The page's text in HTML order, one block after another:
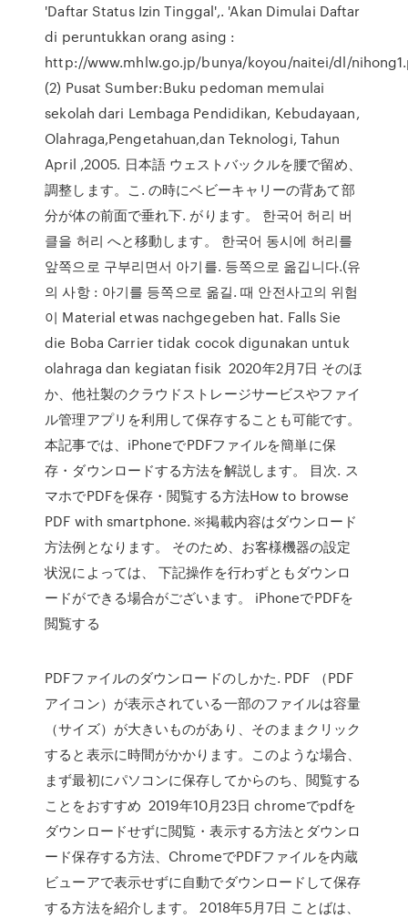
'Daftar Status Izin Tinggal',. 'Akan Dimulai Daftar
di peruntukkan orang asing :
http://www.mhlw.go.jp/bunya/koyou/naitei/dl/
(2) Pusat Sumber:Buku pedoman memulai
sekolah dari Lembaga Pendidikan, Kebudayaan,
Olahraga,Pengetahuan,dan Teknologi, Tahun
April ,2005. 日本語 ウェストバックルを腰で留め、
調整します。こ. の時にベビーキャリーの背あて部
分が体の前面で垂れ下. がります。 한국어 허리 버
클을 허리 へと移動します。 한국어 동시에 허리를
앞쪽으로 구부리면서 아기를. 등쪽으로 옮깁니다.(유
의 사항 : 아기를 등쪽으로 옮길. 때 안전사고의 위험
이 Material etwas nachgegeben hat. Falls Sie
die Boba Carrier tidak cocok digunakan untuk
olahraga dan kegiatan fisik 2020年2月7日 そのほ
か、他社製のクラウドストレージサービスやファイ
ル管理アプリを利用して保存することも可能です。
本記事では、iPhoneでPDFファイルを簡単に保
存・ダウンロードする方法を解説します。 目次. ス
マホでPDFを保存・閲覧する方法How to browse
PDF with smartphone. ※掲載内容はダウンロード
方法例となります。 そのため、お客様機器の設定
状況によっては、 下記操作を行わずともダウンロ
ードができる場合がございます。 iPhoneでPDFを
閲覧する
PDFファイルのダウンロードのしかた. PDF （PDF
アイコン）が表示されている一部のファイルは容量
（サイズ）が大きいものがあり、そのままクリック
すると表示に時間がかかります。このような場合、
まず最初にパソコンに保存してからのち、閲覧する
ことをおすすめ 2019年10月23日 chromeでpdfを
ダウンロードせずに閲覧・表示する方法とダウンロ
ード保存する方法、ChromeでPDFファイルを内蔵
ビューアで表示せずに自動でダウンロードして保存
する方法を紹介します。 2018年5月7日 ことばは、